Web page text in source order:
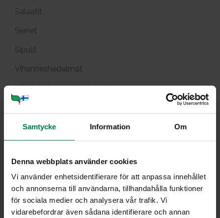
Samtycke Information Om
Denna webbplats använder cookies
Vi använder enhetsidentifierare för att anpassa innehållet
och annonserna till användarna, tillhandahålla funktioner
för sociala medier och analysera vår trafik. Vi
vidarebefordrar även sådana identifierare och annan
Salaatit
Sienet
Sipulit
Vihanneshedelmät
Yrtit, idut ja versot, pinaatti
An­jo­vis­maus­te­tut uu­ni­pu­
na­juu­ret
Portioner